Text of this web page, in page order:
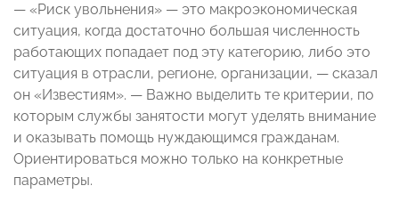
— «Риск увольнения» — это макроэкономическая
ситуация, когда достаточно большая численность
работающих попадает под эту категорию, либо это
ситуация в отрасли, регионе, организации, — сказал
он «Известиям». — Важно выделить те критерии, по
которым службы занятости могут уделять внимание
и оказывать помощь нуждающимся гражданам.
Ориентироваться можно только на конкретные
параметры.